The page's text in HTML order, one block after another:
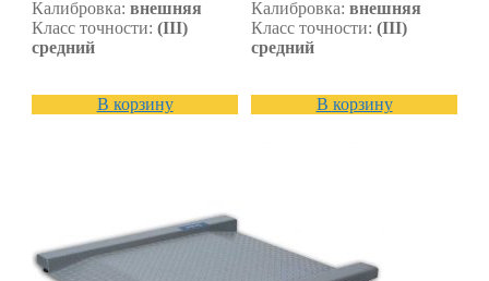
Калибровка: внешняя
Класс точности: (III)
средний
В корзину
Калибровка: внешняя
Класс точности: (III)
средний
В корзину